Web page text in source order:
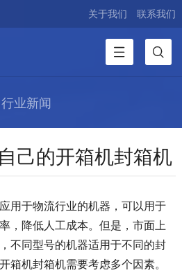
关于我们 联系我们
行业新闻
己的开箱机封箱机
用于物流行业的机器，可以用于
，降低人工成本。但是，市面上
不同型号的机器适用于不同的封
箱机封箱机需要考虑多个因素。